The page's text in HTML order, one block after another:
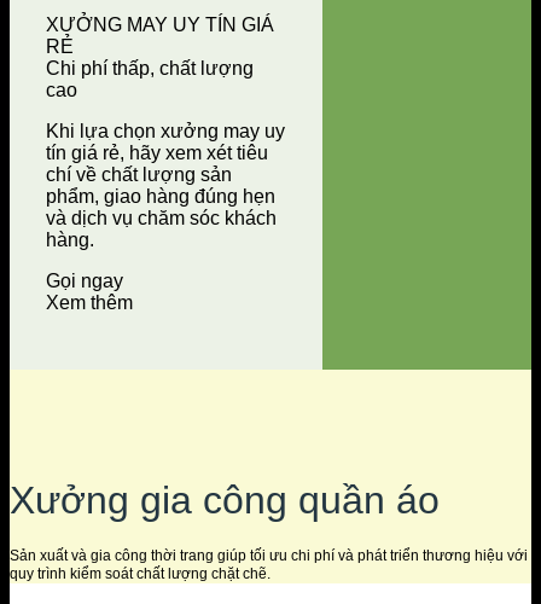
XƯỞNG MAY UY TÍN GIÁ
RẺ
Chi phí thấp, chất lượng
cao
Khi lựa chọn xưởng may uy
tín giá rẻ, hãy xem xét tiêu
chí về chất lượng sản
phẩm, giao hàng đúng hẹn
và dịch vụ chăm sóc khách
hàng.
Gọi ngay
Xem thêm
Xưởng gia công quần áo
Sản xuất và gia công thời trang giúp tối ưu chi phí và phát triển thương hiệu với
quy trình kiểm soát chất lượng chặt chẽ.